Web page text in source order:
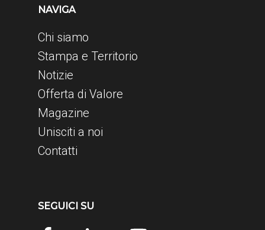
NAVIGA
Chi siamo
Stampa e Territorio
Notizie
Offerta di Valore
Magazine
Unisciti a noi
Contatti
SEGUICI SU